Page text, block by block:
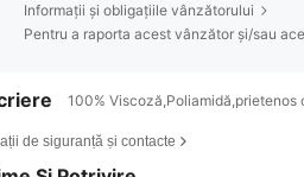
Informații și obligațiile vânzătorului
Pentru a raporta acest vânzător și/sau
100% Viscoză,Poliamidă,prietenos
de siguranță și contacte